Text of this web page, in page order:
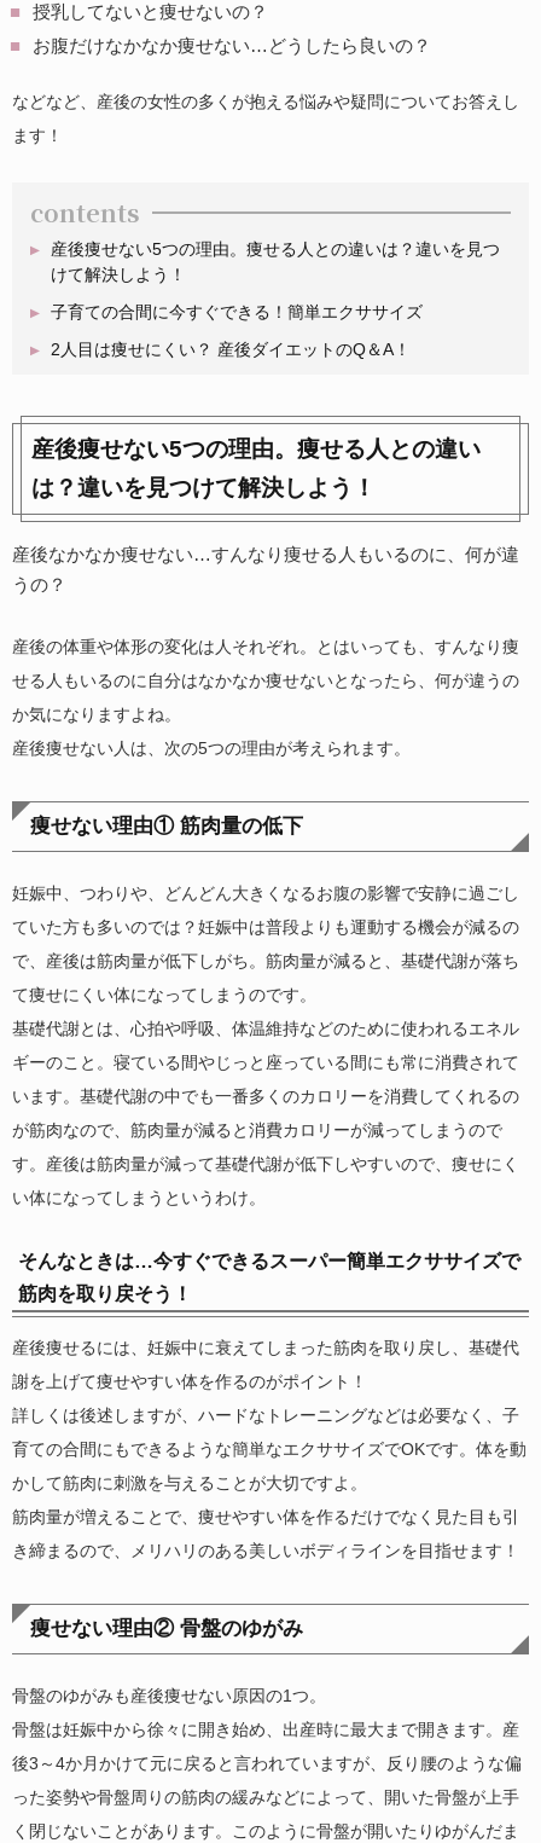
授乳してないと痩せないの？
お腹だけなかなか痩せない…どうしたら良いの？
などなど、産後の女性の多くが抱える悩みや疑問についてお答えし
ます！
contents
産後痩せない5つの理由。痩せる人との違いは？違いを見つ
けて解決しよう！
子育ての合間に今すぐできる！簡単エクササイズ
2人目は痩せにくい？ 産後ダイエットのQ＆A！
産後痩せない5つの理由。痩せる人との違い
は？違いを見つけて解決しよう！
産後なかなか痩せない…すんなり痩せる人もいるのに、何が違
うの？
産後の体重や体形の変化は人それぞれ。とはいっても、すんなり痩
せる人もいるのに自分はなかなか痩せないとなったら、何が違うの
か気になりますよね。
産後痩せない人は、次の5つの理由が考えられます。
痩せない理由① 筋肉量の低下
妊娠中、つわりや、どんどん大きくなるお腹の影響で安静に過ごし
ていた方も多いのでは？妊娠中は普段よりも運動する機会が減るの
で、産後は筋肉量が低下しがち。筋肉量が減ると、基礎代謝が落ち
て痩せにくい体になってしまうのです。
基礎代謝とは、心拍や呼吸、体温維持などのために使われるエネル
ギーのこと。寝ている間やじっと座っている間にも常に消費されて
います。基礎代謝の中でも一番多くのカロリーを消費してくれるの
が筋肉なので、筋肉量が減ると消費カロリーが減ってしまうので
す。産後は筋肉量が減って基礎代謝が低下しやすいので、痩せにく
い体になってしまうというわけ。
そんなときは…今すぐできるスーパー簡単エクササイズで
筋肉を取り戻そう！
産後痩せるには、妊娠中に衰えてしまった筋肉を取り戻し、基礎代
謝を上げて痩せやすい体を作るのがポイント！
詳しくは後述しますが、ハードなトレーニングなどは必要なく、子
育ての合間にもできるような簡単なエクササイズでOKです。体を動
かして筋肉に刺激を与えることが大切ですよ。
筋肉量が増えることで、痩せやすい体を作るだけでなく見た目も引
き締まるので、メリハリのある美しいボディラインを目指せます！
痩せない理由② 骨盤のゆがみ
骨盤のゆがみも産後痩せない原因の1つ。
骨盤は妊娠中から徐々に開き始め、出産時に最大まで開きます。産
後3～4か月かけて元に戻ると言われていますが、反り腰のような偏
った姿勢や骨盤周りの筋肉の緩みなどによって、開いた骨盤が上手
く閉じないことがあります。このように骨盤が開いたりゆがんだま